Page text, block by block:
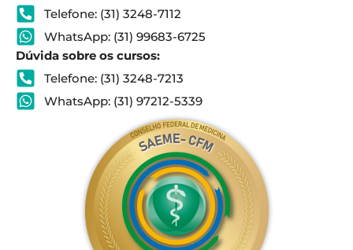
Telefone: (31) 3248-7112
WhatsApp: (31) 99683-6725
Dúvida sobre os cursos:
Telefone: (31) 3248-7213
WhatsApp: (31) 97212-5339